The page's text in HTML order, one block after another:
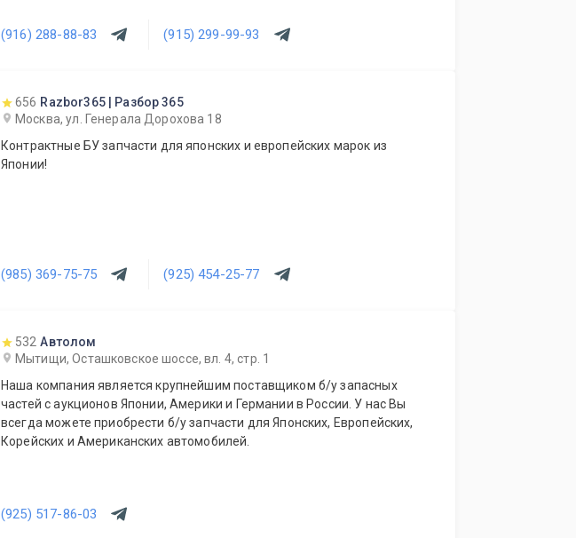
(916) 288-88-83 (915) 299-99-93
656 Razbor365 | Разбор 365
Москва, ул. Генерала Дорохова 18
Контрактные БУ запчасти для японских и европейских марок из
Японии!
(985) 369-75-75 (925) 454-25-77
532 Автолом
Мытищи, Осташковское шоссе, вл. 4, стр. 1
Наша компания является крупнейшим поставщиком б/у запасных
частей с аукционов Японии, Америки и Германии в России. У нас Вы
всегда можете приобрести б/у запчасти для Японских, Европейских,
Корейских и Американских автомобилей.
(925) 517-86-03